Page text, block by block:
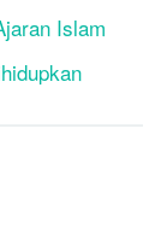
Islam